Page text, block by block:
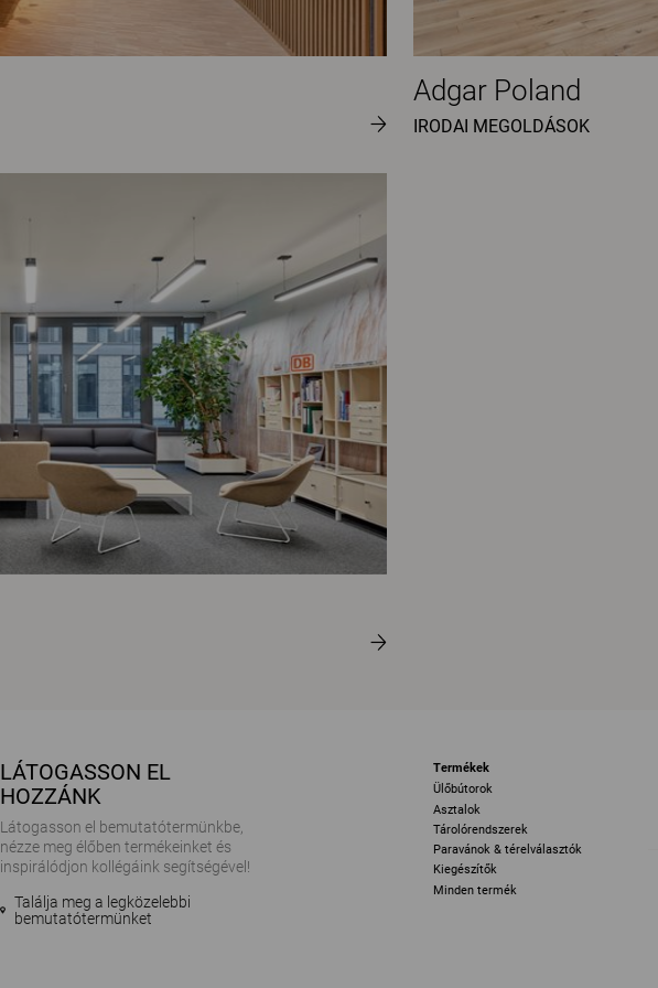
Adgar Poland
IRODAI MEGOLDÁSOK
LÁTOGASSON EL
HOZZÁNK
Látogasson el bemutatótermünkbe,
nézze meg élőben termékeinket és
inspirálódjon kollégáink segítségével!
Találja meg a legközelebbi
bemutatótermünket
Termékek
Ülőbútorok
Asztalok
Tárolórendszerek
Paravánok & térelválasztók
Kiegészítők
Minden termék